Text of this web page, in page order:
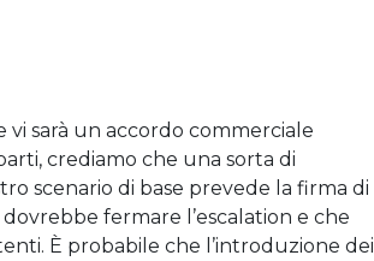
sarà un accordo commerciale
crediamo che una sorta di
scenario di base prevede la firma di
dovrebbe fermare l’escalation e che
È probabile che l’introduzione dei